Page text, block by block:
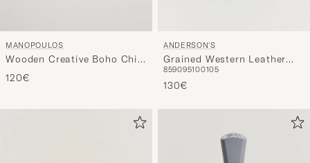
MANOPOULOS
Wooden Creative Boho Chic
Backgammon
120€
ANDERSON'S
Grained Western Leather
Belt 2,5 cm Black
859095100105
130€